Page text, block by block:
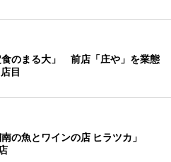
食のまる大」 前店「庄や」を業態
目
の魚とワインの店 ヒラツカ」